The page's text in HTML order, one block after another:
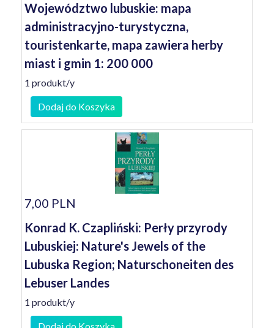
Województwo lubuskie: mapa
administracyjno-turystyczna,
touristenkarte, mapa zawiera herby
miast i gmin 1: 200 000
1 produkt/y
Dodaj do Koszyka
7,00 PLN
Konrad K. Czapliński: Perły przyrody
Lubuskiej: Nature's Jewels of the
Lubuska Region; Naturschoneiten des
Lebuser Landes
1 produkt/y